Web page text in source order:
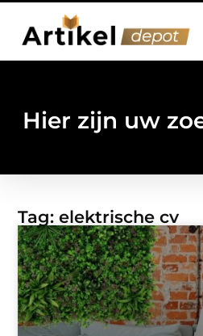
Hier zijn uw
Tag: elektrische cv